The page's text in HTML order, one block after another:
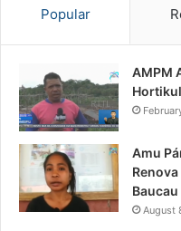
Popular
AMPM
Amu
Baucau
August